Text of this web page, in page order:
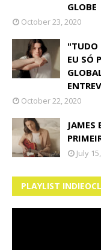
GLOBE
October 23, 2020
"TUDO
EU SÓ
October 22, 2020
JAMES
July
PLAYLIST